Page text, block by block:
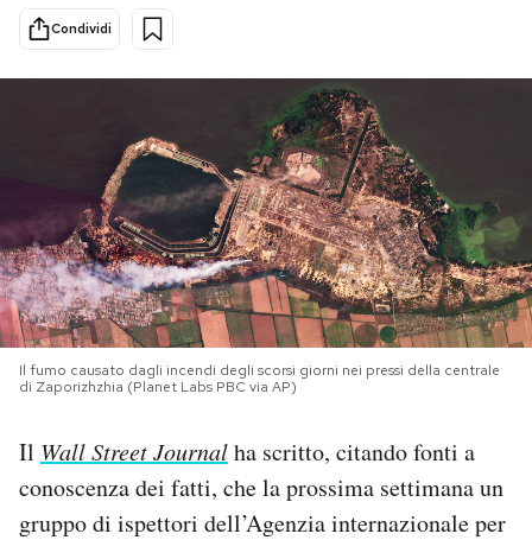
Sport
NEWSLETTER
I MIEI PREFERITI
SHOP
CALENDARIO
AREA PERSONALE
Condividi
Il fumo causato dagli incendi degli scorsi giorni nei pressi della centrale
di Zaporizhzhia (Planet Labs PBC via AP)
Il Wall Street Journalha scritto, citando fonti a
conoscenza dei fatti, che la prossima settimana un
gruppo di ispettori dell’Agenzia internazionale per